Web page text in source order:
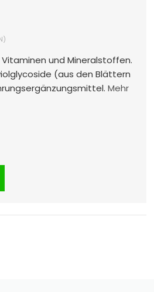
und Mineralstoffen.
(aus den Blättern
Mehr